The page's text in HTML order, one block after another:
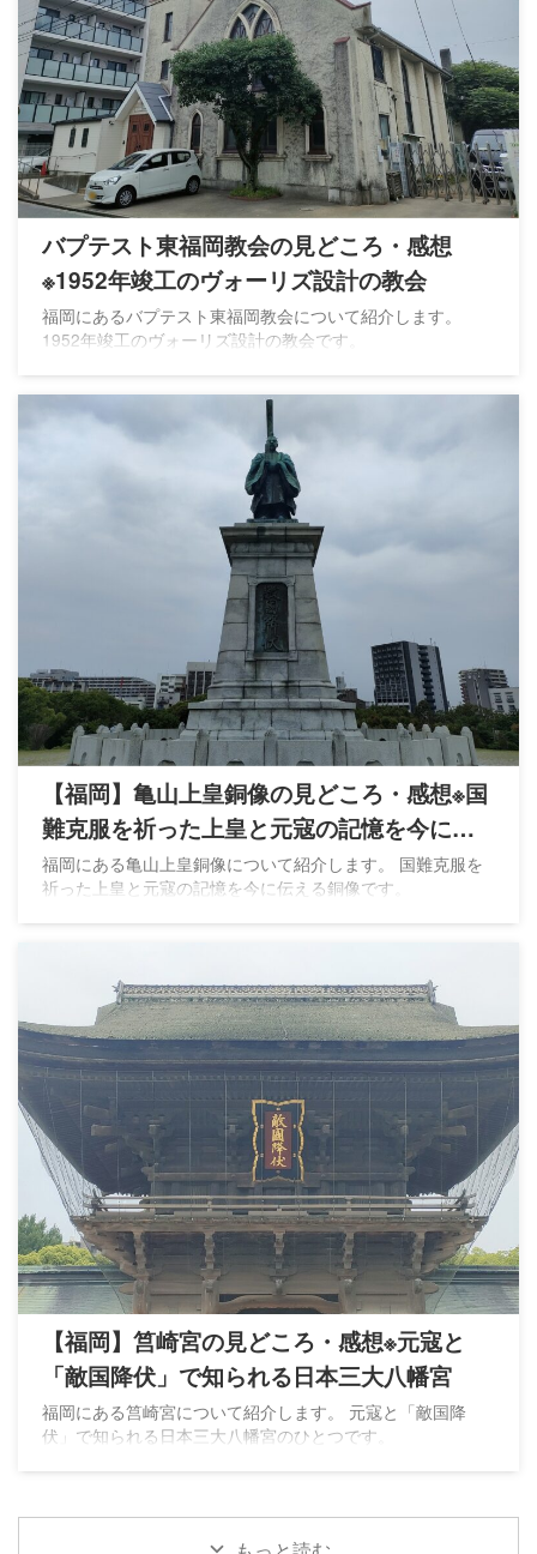
バプテスト東福岡教会の見どころ・感想
※1952年竣工のヴォーリズ設計の教会
福岡にあるバプテスト東福岡教会について紹介します。
1952年竣工のヴォーリズ設計の教会です。
【福岡】亀山上皇銅像の見どころ・感想※国
難克服を祈った上皇と元寇の記憶を今に伝
える
福岡にある亀山上皇銅像について紹介します。 国難克服を
祈った上皇と元寇の記憶を今に伝える銅像です。
【福岡】筥崎宮の見どころ・感想※元寇と
「敵国降伏」で知られる日本三大八幡宮
福岡にある筥崎宮について紹介します。 元寇と「敵国降
伏」で知られる日本三大八幡宮のひとつです。